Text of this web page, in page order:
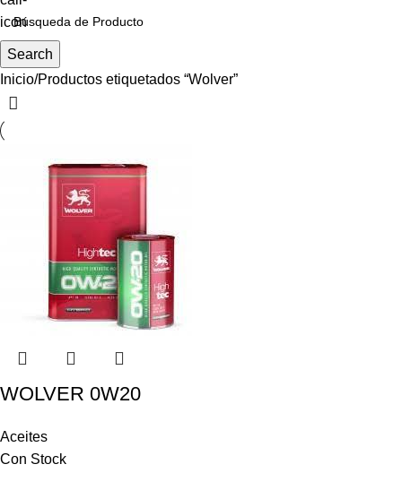
Search
Inicio Productos etiquetados “Wolver”
WOLVER 0W20
Aceites
Con Stock